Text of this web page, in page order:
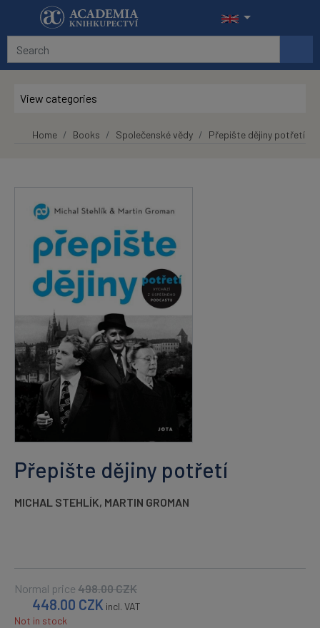
Skip to main content
View categories
Home Books Společenské vědy Přepište dějiny potřetí
Přepište dějiny potřetí
MICHAL STEHLÍK, MARTIN GROMAN
Normal price 498.00CZK
448.00 CZK incl. VAT
Not in stock